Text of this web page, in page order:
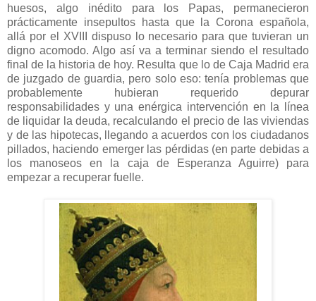
huesos, algo inédito para los Papas, permanecieron
prácticamente insepultos hasta que la Corona española,
allá por el XVIII dispuso lo necesario para que tuvieran un
digno acomodo. Algo así va a terminar siendo el resultado
final de la historia de hoy. Resulta que lo de Caja Madrid era
de juzgado de guardia, pero solo eso: tenía problemas que
probablemente hubieran requerido depurar
responsabilidades y una enérgica intervención en la línea
de liquidar la deuda, recalculando el precio de las viviendas
y de las hipotecas, llegando a acuerdos con los ciudadanos
pillados, haciendo emerger las pérdidas (en parte debidas a
los manoseos en la caja de Esperanza Aguirre) para
empezar a recuperar fuelle.